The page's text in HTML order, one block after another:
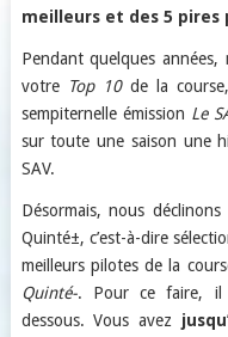
meilleurs et des 5 pires
Pendant quelques
votre Top 10de la
sempiternelle émission Le
sur toute une saison une
SAV.
Désormais, nous
Quinté±, c’est-à-dire
meilleurs pilotes de la
Quinté-. Pour ce faire, il
dessous. Vous avez